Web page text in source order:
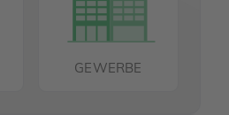
GEWERBE